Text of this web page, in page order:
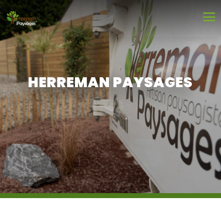
HERREMAN PAYSAGES